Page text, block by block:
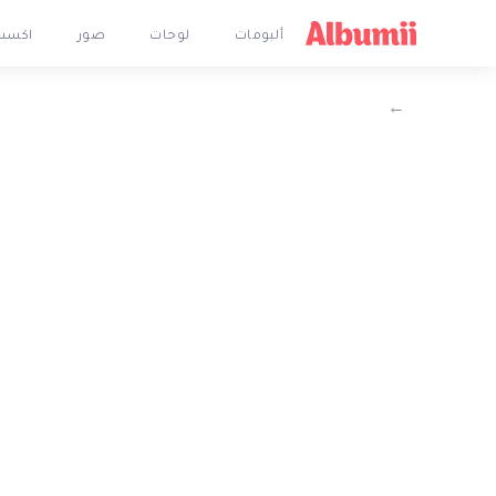
ألبومات لوحات صور
←